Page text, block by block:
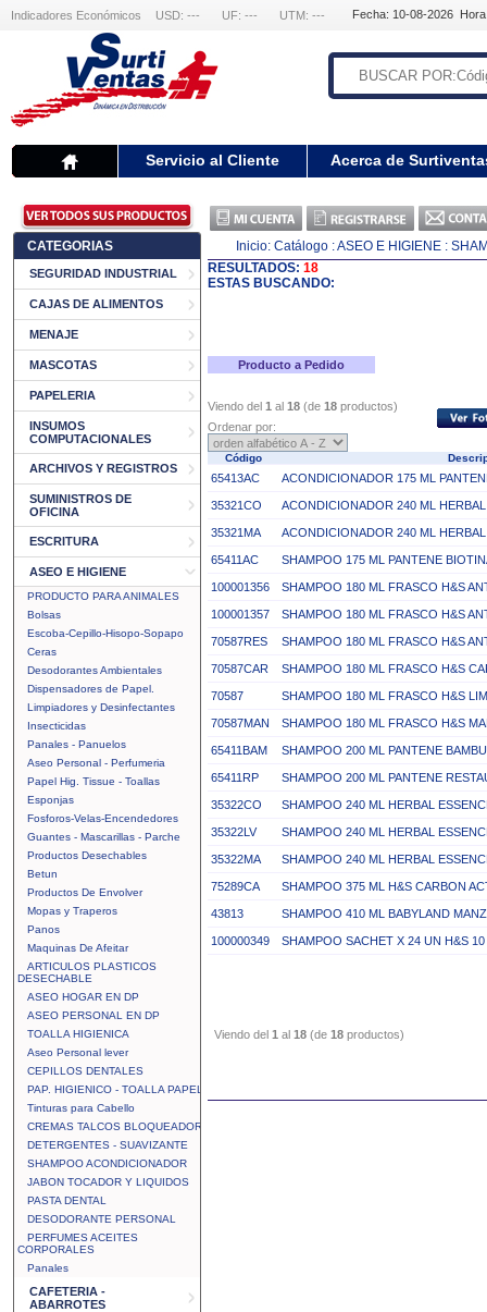
Indicadores Económicos USD: --- UF: --- UTM: --- Fecha: 10-08-2026
Servicio al Cliente Acerca de
CATEGORIAS
SEGURIDAD INDUSTRIAL
CAJAS DE ALIMENTOS
MENAJE
MASCOTAS
PAPELERIA
INSUMOS
COMPUTACIONALES
ARCHIVOS Y REGISTROS
SUMINISTROS DE
OFICINA
ESCRITURA
ASEO E HIGIENE
PRODUCTO PARA ANIMALES
Bolsas
Escoba-Cepillo-Hisopo-Sopapo
Ceras
Desodorantes Ambientales
Dispensadores de Papel.
Limpiadores y Desinfectantes
Insecticidas
Panales - Panuelos
Aseo Personal - Perfumeria
Papel Hig. Tissue - Toallas
Esponjas
Fosforos-Velas-Encendedores
Guantes - Mascarillas - Parche
Productos Desechables
Betun
Productos De Envolver
Mopas y Traperos
Panos
Maquinas De Afeitar
ARTICULOS PLASTICOS
DESECHABLE
ASEO HOGAR EN DP
ASEO PERSONAL EN DP
TOALLA HIGIENICA
Aseo Personal lever
CEPILLOS DENTALES
PAP. HIGIENICO - TOALLA PAPEL
Tinturas para Cabello
CREMAS TALCOS BLOQUEADOR
DETERGENTES - SUAVIZANTE
SHAMPOO ACONDICIONADOR
JABON TOCADOR Y LIQUIDOS
PASTA DENTAL
DESODORANTE PERSONAL
PERFUMES ACEITES
CORPORALES
Panales
CAFETERIA -
ABARROTES
Inicio: Catálogo : ASEO E HIGIENE :
RESULTADOS: 18
ESTAS BUSCANDO:
Producto a Pedido
Viendo del 1 al 18 (de 18 productos)
Ordenar por:
Código
65413AC ACONDICIONADOR 175 ML
35321CO ACONDICIONADOR 240 ML
35321MA ACONDICIONADOR 240 ML
65411AC SHAMPOO 175 ML PANTENE
100001356 SHAMPOO 180 ML FRASCO H&S
100001357 SHAMPOO 180 ML FRASCO H&S
70587RES SHAMPOO 180 ML FRASCO H&S
70587CAR SHAMPOO 180 ML FRASCO H&S
70587 SHAMPOO 180 ML FRASCO H&S
70587MAN SHAMPOO 180 ML FRASCO H&S
65411BAM SHAMPOO 200 ML PANTENE BAMBU
65411RP SHAMPOO 200 ML PANTENE
35322CO SHAMPOO 240 ML HERBAL
35322LV SHAMPOO 240 ML HERBAL
35322MA SHAMPOO 240 ML HERBAL
75289CA SHAMPOO 375 ML H&S CARBON
43813 SHAMPOO 410 ML BABYLAND
100000349 SHAMPOO SACHET X 24 UN H&S
Viendo del 1 al 18 (de 18 productos)